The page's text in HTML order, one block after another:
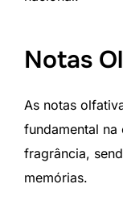
Notas
As notas
fundamental
fragrância,
memórias.